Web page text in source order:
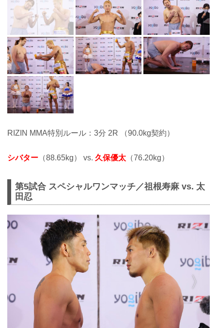
RIZIN MMA特別ルール：3分 2R （90.0kg契約）
シバター （88.65kg） vs. 久保優太 （76.20kg）
第5試合 スペシャルワンマッチ／祖根寿麻 vs. 太
田忍